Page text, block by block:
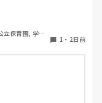
がかかりすぎず、
ムがあればぜひ教
立保育園, 学童
1 ・ 2日前